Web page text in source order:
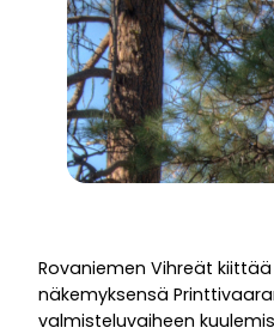
Rovaniemen Vihreät
näkemyksensä
valmisteluvaiheen